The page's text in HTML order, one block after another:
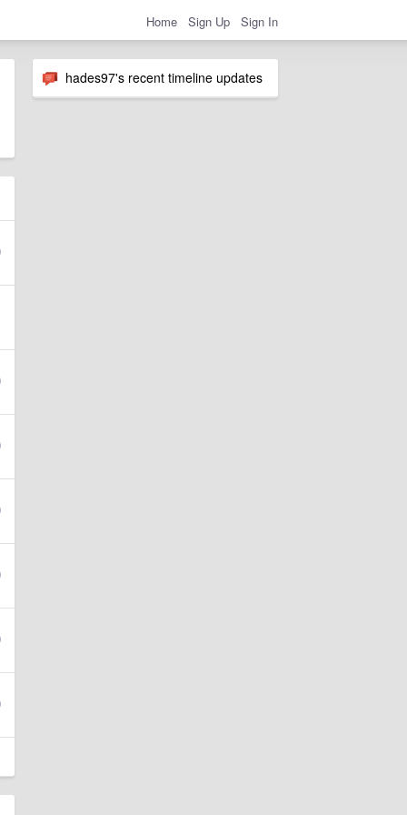
Home Sign Up Sign In
hades97's recent timeline updates